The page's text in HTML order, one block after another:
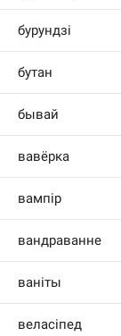
бурундзі
бутан
бывай
вавёрка
вампір
вандраванне
ваніты
веласіпед